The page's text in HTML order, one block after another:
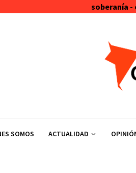
soberanía -
SOMOS ACTUALIDAD